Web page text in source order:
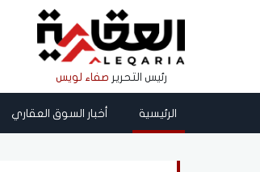
رئيس التحرير صفاء لويس
الرئيسية أخبار السوق العقاري